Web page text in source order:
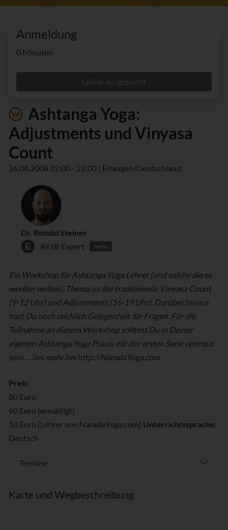
Anmeldung
0 Minuten
Leider ausgebucht
Ashtanga Yoga:
Adjustments und Vinyasa
Count
26.08.2006 22:00 - 22:00 | Erlangen/Deutschland
Dr. Ronald Steiner
AYI® Expert
mehr
Ein Workshop für Ashtanga Yoga Lehrer (und solche die es
werden wollen). Thema ist der traditionelle Vinyasa Count
(9-12 Uhr) und Adjustments (16-19 Uhr). Darüber hinaus
hast Du noch reichlich Gelegenheit für Fragen. Für die
Teilnahme an diesem Workshop solltest Du in Deiner
eigenen Ashtanga Yoga Praxis mit der ersten Serie vertraut
sein. ... lies mehr bei http://NaradaYoga.com.
Preis:
80 Euro
60 Euro (ermäßigt)
10 Euro (Lehrer von NaradaYoga.com) Unterrichtssprache:
Deutsch
Termine
Karte und Wegbeschreibung